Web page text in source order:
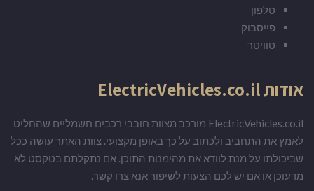
טלפון
פייסבוק
טוויטר
אודות ElectricVehicles.co.il
ElectricVehicles.co.il מורכב מצוות חובבי רכבים חשמליים שהחליט
לאמץ את התחביב ולכתוב על כך באופן מקצועי. צוות האתר עושה ככל
שביכולתו על מנת לוודא את מהימנות התוכן. אם נתקלתם בטקסט לא
מדעוכן או אם יש לכם הצעות לשיפור אנא צרו קשר.